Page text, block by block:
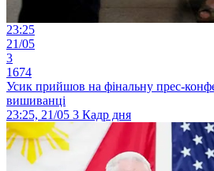
23:25
21/05
3
1674
Усик прийшов на фінальну прес-
вишиванці
23:25, 21/05 3 Кадр дня